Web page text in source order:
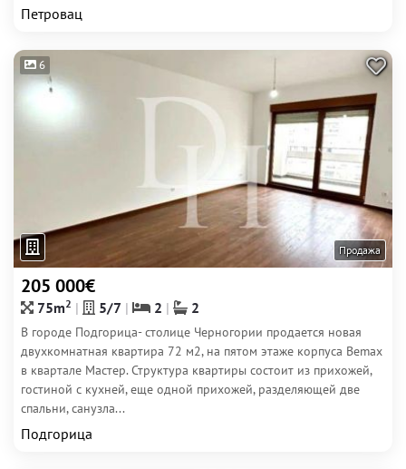
Петровац
6
Продажа
205 000€
75m2 5/7 2 2
В городе Подгорица- столице Черногории продается новая
двухкомнатная квартира 72 м2, на пятом этаже корпуса Bemax
в квартале Мастер. Структура квартиры состоит из прихожей,
гостиной с кухней, еще одной прихожей, разделяющей две
спальни, санузла...
Подгорица